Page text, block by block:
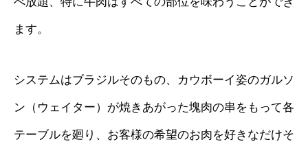
ます。
システムはブラジルそのもの、カウボーイ姿のガルソ
ン（ウェイター）が焼きあがった塊肉の串をもって各
テーブルを廻り、お客様の希望のお肉を好きなだけそ